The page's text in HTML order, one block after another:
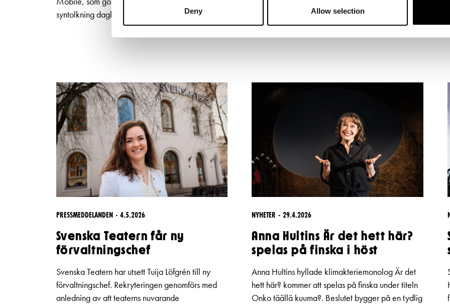
Deny Allow selection
syntolkning dagligen till utvalda föreställningar.
PRESSMEDDELANDEN 4.5.2026
Svenska Teatern får ny
förvaltningschef
Svenska Teatern har utsett Tuija Löfgrén till ny
förvaltningschef. Rekryteringen genomförs med
anledning av att teaterns nuvarande
NYHETER 29.4.2026
Anna Hultins Är det hett här?
spelas på finska i höst
Anna Hultins hyllade klimakteriemonolog Är det
hett här? kommer att spelas på finska under titeln
Onko täällä kuuma?. Beslutet bygger på en tydlig